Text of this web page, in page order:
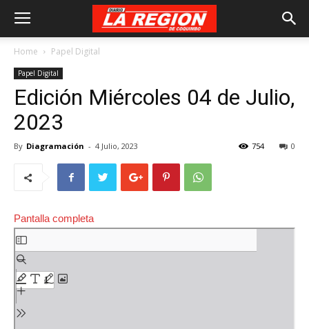
Home Papel Digital
Papel Digital
Edición Miércoles 04 de Julio,
2023
By Diagramación - 4 Julio, 2023 0
754
Pantalla completa
Saltar
al
contenido
del
PDF